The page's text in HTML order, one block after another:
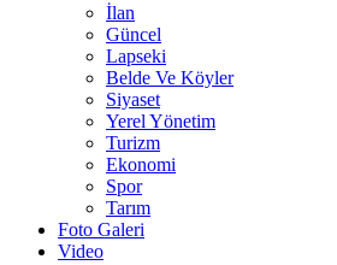
İlan
Güncel
Lapseki
Belde Ve Köyler
Siyaset
Yerel Yönetim
Turizm
Ekonomi
Spor
Tarım
Foto Galeri
Video